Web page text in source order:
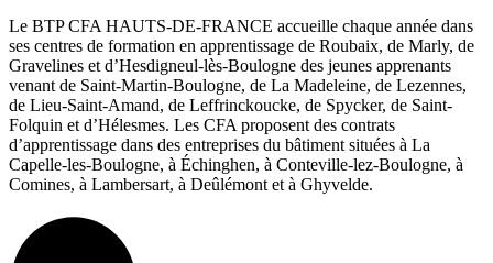
Le BTP CFA HAUTS-DE-FRANCE accueille chaque année dans
ses centres de formation en apprentissage de Roubaix, de Marly, de
Gravelines et d’Hesdigneul-lès-Boulogne des jeunes apprenants
venant de Saint-Martin-Boulogne, de La Madeleine, de Lezennes,
de Lieu-Saint-Amand, de Leffrinckoucke, de Spycker, de Saint-
Folquin et d’Hélesmes. Les CFA proposent des contrats
d’apprentissage dans des entreprises du bâtiment situées à La
Capelle-les-Boulogne, à Échinghen, à Conteville-lez-Boulogne, à
Comines, à Lambersart, à Deûlémont et à Ghyvelde.